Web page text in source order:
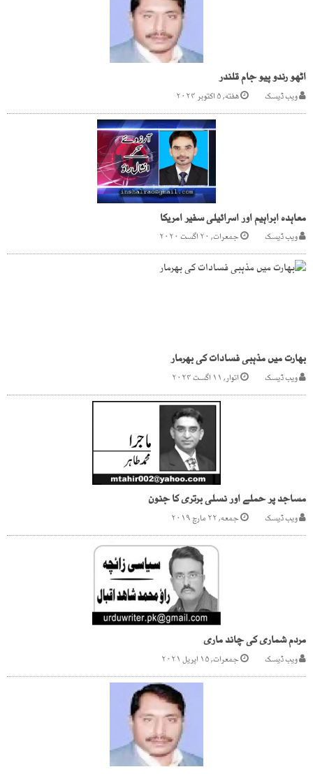
اٹھو رندو پیو جام قلندر
ویب ڈیسک هفته, ۵ اکتوبر ۲۰۲۴
معاہدہ ابراہیم اور اسرائیلی سفیر امریکا
ویب ڈیسک جمعرات, ۲۰ اگست ۲۰۲۰
بھارت میں مذہبی فسادات کی بھرمار
ویب ڈیسک اتوار, ۱۱ اگست ۲۰۲۴
مساجد پر حملے اور نسلی برتری کا جنون
ویب ڈیسک جمعه, ۲۲ مارچ ۲۰۱۹
مردم شماری کی چاند ماری
ویب ڈیسک جمعرات, ۱۵ اپریل ۲۰۲۱